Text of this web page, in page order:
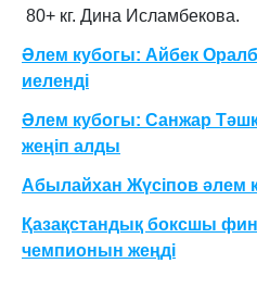
80+ кг. Дина Исламбекова.
Әлем кубогы: Айбек
иеленді
Әлем кубогы: Санжар
жеңіп алды
Абылайхан Жүсіпов әлем
Қазақстандық боксшы
чемпионын жеңді